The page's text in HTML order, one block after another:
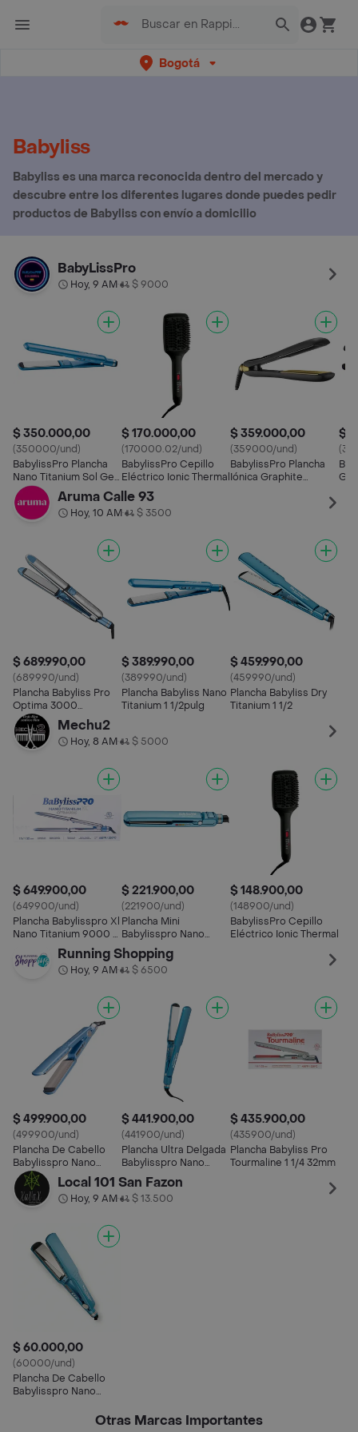
Bogotá
Babyliss
Babyliss es una marca reconocida dentro del mercado y
descubre entre los diferentes lugares donde puedes pedir
productos de Babyliss con envío a domicilio
BabyLissPro
Hoy, 9 AM• $ 9000
$ 350.000,00
(350000/und)
BabylissPro Plancha
Nano Titanium Sol Gel
1"
$ 170.000,00
(170000.02/und)
BabylissPro Cepillo
Eléctrico Ionic Thermal
$ 359.000,00
(359000/und)
BabylissPro Plancha
Iónica Graphite
$
Aruma Calle 93
Hoy, 10 AM• $ 3500
$ 689.990,00
(689990/und)
Plancha Babyliss Pro
Optima 3000
Alisadora Rizadora
$ 389.990,00
(389990/und)
Plancha Babyliss Nano
Titanium 1 1/2pulg
$ 459.990,00
(459990/und)
Plancha Babyliss Dry
Titanium 1 1/2
Mechu2
Hoy, 8 AM• $ 5000
$ 649.900,00
(649900/und)
Plancha Babylisspro Xl
Nano Titanium 9000 1
$ 221.900,00
(221900/und)
Plancha Mini
Babylisspro Nano
Titanium Ultra-thin 1
/25mm
$ 148.900,00
(148900/und)
BabylissPro Cepillo
Eléctrico Ionic Thermal
Running Shopping
Hoy, 9 AM• $ 6500
$ 499.900,00
(499900/und)
Plancha De Cabello
Babylisspro Nano
Titanium Titanium
$ 441.900,00
(441900/und)
Plancha Ultra Delgada
Babylisspro Nano
Titanium 1 1/2 38 Mm
$ 435.900,00
(435900/und)
Plancha Babyliss Pro
Tourmaline 1 1/4 32mm
Local 101 San Fazon
Hoy, 9 AM• $ 13.500
$ 60.000,00
(60000/und)
Plancha De Cabello
Babylisspro Nano
Otras Marcas Importantes